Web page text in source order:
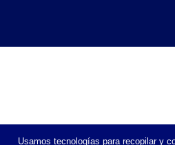
Usamos tecnologías para recopilar y